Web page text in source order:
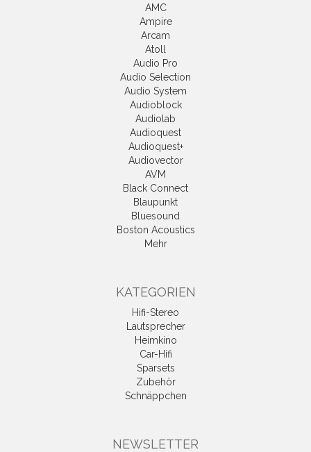
AMC
Ampire
Arcam
Atoll
Audio Pro
Audio Selection
Audio System
Audioblock
Audiolab
Audioquest
Audioquest+
Audiovector
AVM
Black Connect
Blaupunkt
Bluesound
Boston Acoustics
Mehr
KATEGORIEN
Hifi-Stereo
Lautsprecher
Heimkino
Car-Hifi
Sparsets
Zubehör
Schnäppchen
NEWSLETTER